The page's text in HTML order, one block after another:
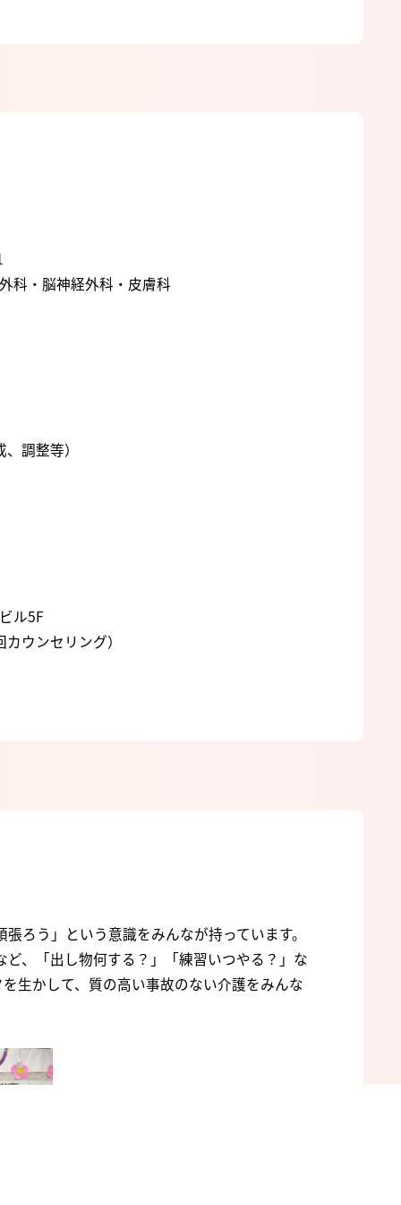
科・脳神経外科・皮膚科
調整等）
ル5F
ウンセリング）
ろう」という意識をみんなが持っています。
、「出し物何する？」「練習いつやる？」な
生かして、質の高い事故のない介護をみんな